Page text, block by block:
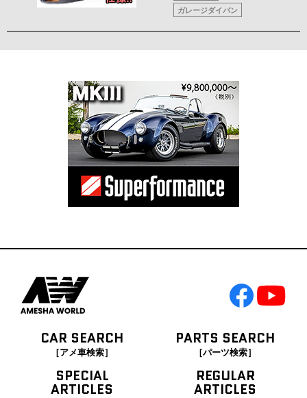
ガレージダイバン
CAR SEARCH
［アメ車検索］
PARTS SEARCH
［パーツ検索］
SPECIAL
ARTICLES
REGULAR
ARTICLES